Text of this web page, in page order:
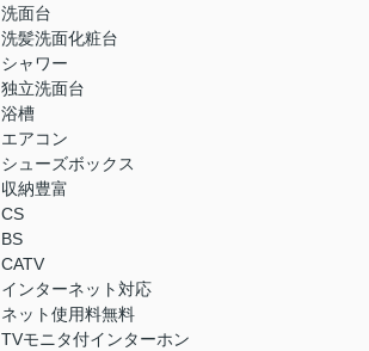
洗面台
洗髪洗面化粧台
シャワー
独立洗面台
浴槽
エアコン
シューズボックス
収納豊富
CS
BS
CATV
インターネット対応
ネット使用料無料
TVモニタ付インターホン